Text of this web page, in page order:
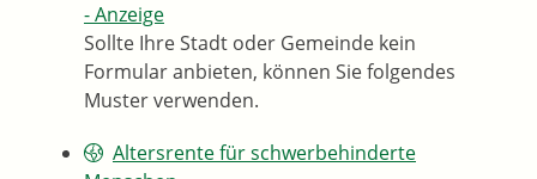
- Anzeige
Sollte Ihre Stadt oder Gemeinde kein
Formular anbieten, können Sie folgendes
Muster verwenden.
Altersrente für schwerbehinderte